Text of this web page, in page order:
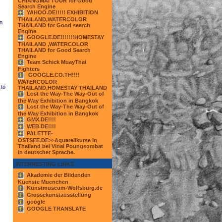
to
Search Engine
YAHOO.DE!!!!! EXHIBITION
THAILAND,WATERCOLOR
THAILAND for Good search
Engine
GOOGLE.DE!!!!!!!HOMESTAY
THAILAND ,WATERCOLOR
THAILAND for Good Search
Engine
Team Schick MuayThai
Fighters
GOOGLE.CO.TH!!!!
WATERCOLOR
THAILAND,HOMESTAY THAILAND
Lost the Way-The Way-Out of
the Way Exhibition in Bangkok
Lost the Way-The Way-Out of
the Way Exhibition in Bangkok
GMX.DE!!!!
WEB.DE!!!!
PALETTE-
OSTSEE.DE>>Aquarellkurse in
Thailand bei Vinai Poungsombat
in deutscher Sprache.
INTERRESTING LINKS
Akademie der Bildenden
Kuenste Muenchen
Kunstmuseum-Wolfsburg.de
Grossekunstausstellung
google
GOOGLE TRANSLATE